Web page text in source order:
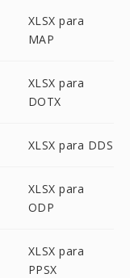
XLSX para
MAP
XLSX para
DOTX
XLSX para DDS
XLSX para
ODP
XLSX para
PPSX